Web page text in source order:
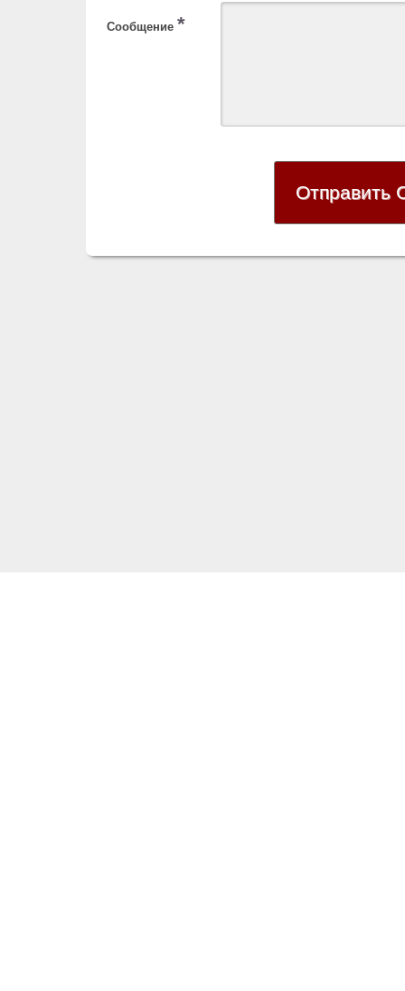
Сообщение *